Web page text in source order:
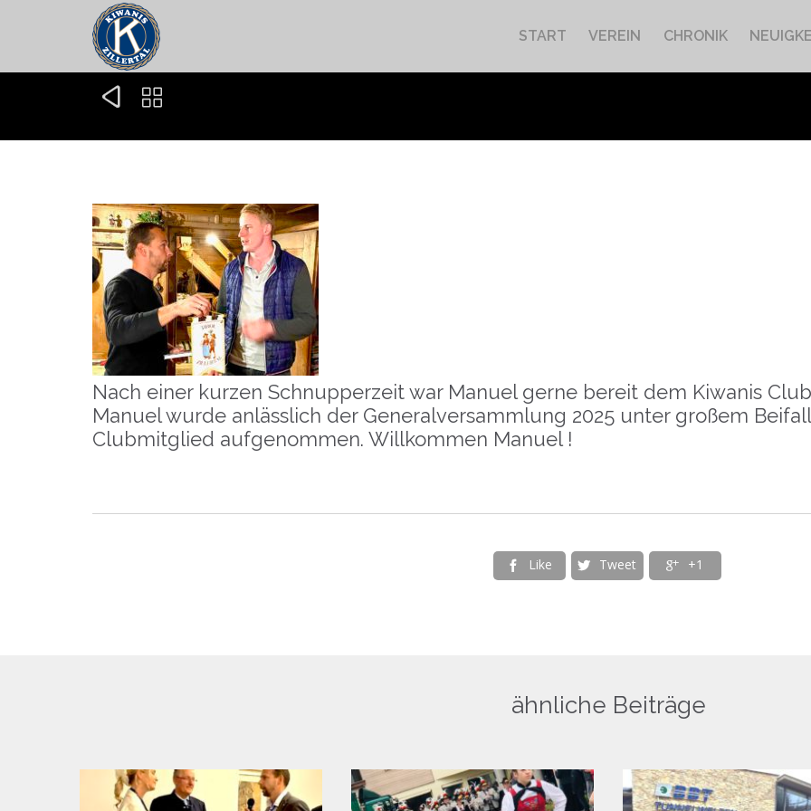
START VEREIN CHRONIK
 
Nach einer kurzen Schnupperzeit war Manuel gerne bereit dem Kiwanis
Manuel wurde anlässlich der Generalversammlung 2025 unter großem
Clubmitglied aufgenommen. Willkommen Manuel !
 Like  Tweet  +1
ähnliche Beiträge